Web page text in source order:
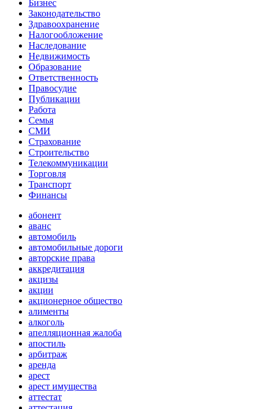
Бизнес
Законодательство
Здравоохранение
Налогообложение
Наследование
Недвижимость
Образование
Ответственность
Правосудие
Публикации
Работа
Семья
СМИ
Страхование
Строительство
Телекоммуникации
Торговля
Транспорт
Финансы
абонент
аванс
автомобиль
автомобильные дороги
авторские права
аккредитация
акцизы
акции
акционерное общество
алименты
алкоголь
апелляционная жалоба
апостиль
арбитраж
аренда
арест
арест имущества
аттестат